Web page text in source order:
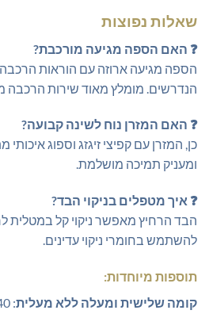
שאלות נפוצות
❓ האם הספה מגיעה מורכבת?
הספה מגיעה ארוזה עם הוראות
הנדרשים. מומלץ מאוד שירות הרכבה
❓ האם המזרן נוח לשינה קבועה?
כן, המזרן עם קפיצי זיגזג וספוג
ומעניק תמיכה מושלמת.
❓ איך מטפלים בניקוי הבד?
הבד הרחיץ מאפשר ניקוי קל במטלית
להשתמש בחומרי ניקוי עדינים.
תוספות מיוחדות:
קומה שלישית ומעלה ללא מעלית